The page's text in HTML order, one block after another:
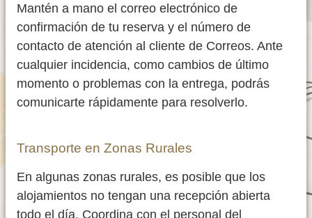
Mantén a mano el correo electrónico de
confirmación de tu reserva y el número de
contacto de atención al cliente de Correos. Ante
cualquier incidencia, como cambios de último
momento o problemas con la entrega, podrás
comunicarte rápidamente para resolverlo.
Transporte en Zonas Rurales
En algunas zonas rurales, es posible que los
alojamientos no tengan una recepción abierta
todo el día. Coordina con el personal del